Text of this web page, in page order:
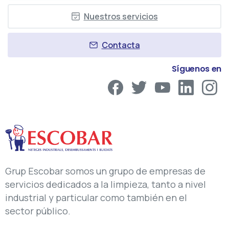
Nuestros servicios
Contacta
Síguenos en
Grup Escobar somos un grupo de empresas de
servicios dedicados a la limpieza, tanto a nivel
industrial y particular como también en el
sector público.